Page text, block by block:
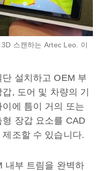
스캔하는 Artec Leo. 이
설치하고 OEM 부
, 도어 및 차량의 기
에 틈이 거의 또는
장갑 요소를 CAD
조할 수 있습니다.
내부 트림을 완벽하